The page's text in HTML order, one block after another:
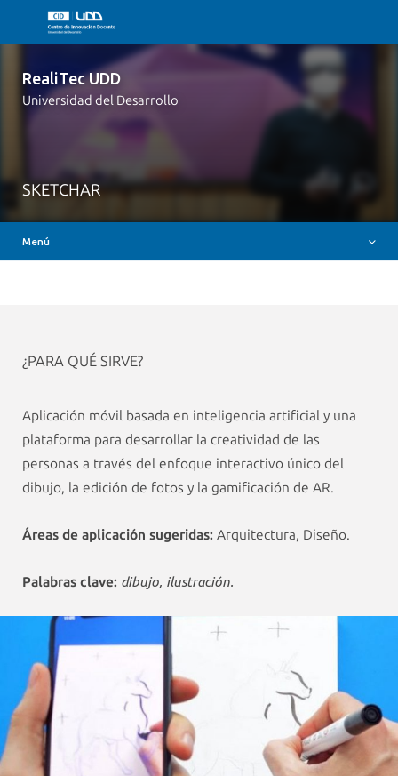
RealiTec UDD
Universidad del Desarrollo
SKETCHAR
Menú
¿Qué es RealiTec UDD?
Proyectos
Testimonios
RecursosDidácticos++
¿PARA QUÉ SIRVE?
Aplicación móvil basada en inteligencia artificial y una
plataforma para desarrollar la creatividad de las
personas a través del enfoque interactivo único del
dibujo, la edición de fotos y la gamificación de AR.
Áreas de aplicación sugeridas: Arquitectura, Diseño.
Palabras clave: dibujo, ilustración.